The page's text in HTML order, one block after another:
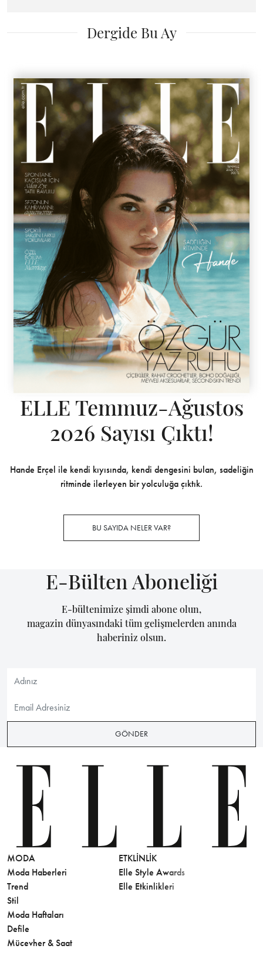
LACOSTE, CROC CREW EKİBİNİN
SUNUYOR
Can Ozan, Deniz Işın, Gizem Kaya, İsmail Ege
Şaşmaz, Melisa Döngel ve Yenal Atlas Lacoste ‘un
ikonik klasiklerinden L001 ayakkabısı için bir araya
geldi.
ELLE ONLİNE 14 Eylül 2021
Özünü tenis mirasından alan ve bu trendi fenomen
bir sokak modasına dönüştüren Fransız moda evi
Lacoste, yeni spor ayakkabısı L001’ı Türkiye’nin
Croc Crew adını verdikleri bu yeni nesil topluluk;
yenilikçi ruhunu yaşatmak için yola çıkıyor. Can
Ozan, Deniz Işın, Gizem Kaya, İsmail Ege Şaşmaz,
fotoğraflandığı yeni kampanya sokaktaki stilin
kodlarını yeniden yazıyor.
İkonik timsah logusunun güçlü ve yetenek dolu
olan L001, Lacoste arşivlerinden gelen zamansız
ayrıntılarla süslenmiştir. Hem erkek hem de
kadınların kullanımı için unisex tasarlanan
ayakkabının detayları, yaratıcı kampanya kareleriyle
birlikte ulaşılabilir performans ve stile vurgu yapıyor.